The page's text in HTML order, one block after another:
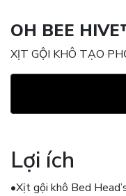
OH BEE
XỊT GỘI KHÔ TẠO
Lợi ích
•Xịt gội khô Bed